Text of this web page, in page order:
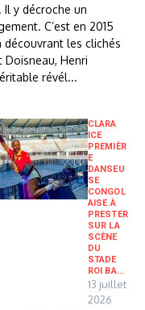
Il y décroche un
C’est en 2015
découvrant les clichés
Doisneau, Henri
révél...
CLARA
ICE
PREMIÈR
E
DANSEU
SE
CONGOL
AISE À
PRESTER
SUR LA
SCÈNE
DU
STADE
ROI BA...
13 juillet
2026